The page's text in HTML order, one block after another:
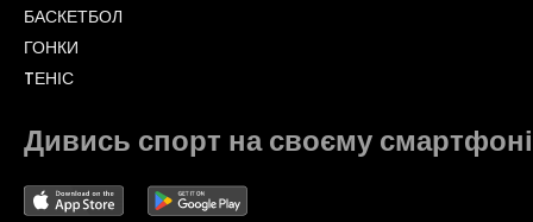
БАСКЕТБОЛ
ГОНКИ
TЕНІС
Дивись спорт на своєму смартфоні